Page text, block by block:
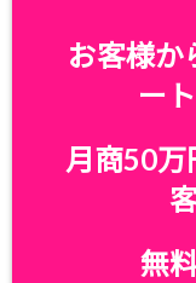
お客様か
ー
月商50万
無